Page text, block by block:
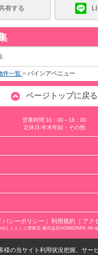
有する
件一覧 > パインアベニュー
ページトップに戻る
営業時間:10：00～18：00
定休日:年末年始・その他
バシーポリシー 利用規約 ｜アク
ミニミニ堺東店 株式会社HOMEPARK All
様の当サイト利用状況把握、サー